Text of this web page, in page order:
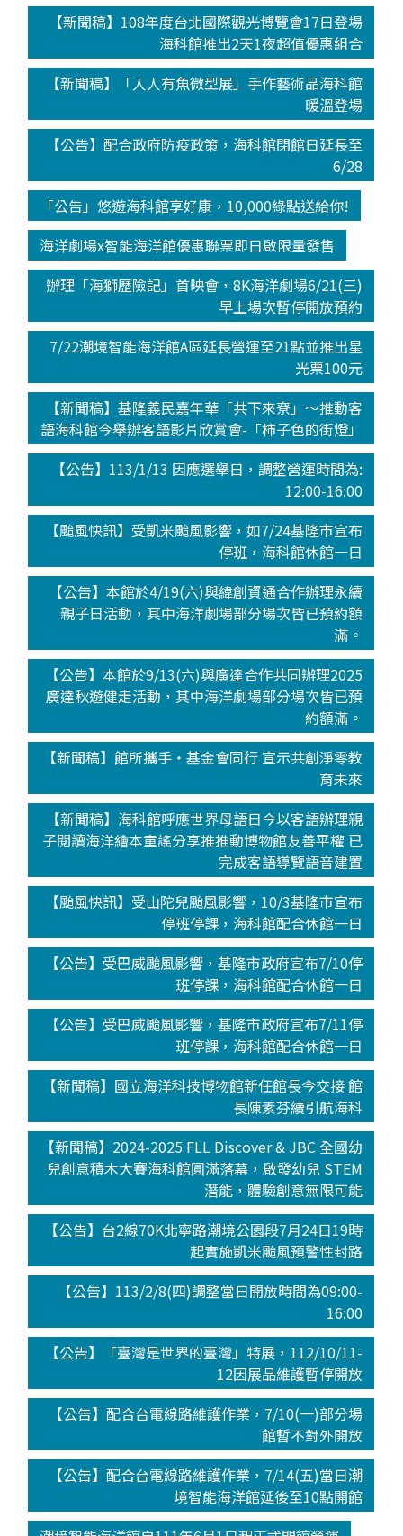
【新聞稿】108年度台北國際觀光博覽會17日登場
海科館推出2天1夜超值優惠組合
【新聞稿】「人人有魚微型展」手作藝術品海科館
暖溫登場
【公告】配合政府防疫政策，海科館閉館日延長至
6/28
「公告」悠遊海科館享好康，10,000綠點送給你!
海洋劇場x智能海洋館優惠聯票即日啟限量發售
辦理「海獅歷險記」首映會，8K海洋劇場6/21(三)
早上場次暫停開放預約
7/22潮境智能海洋館A區延長營運至21點並推出星
光票100元
【新聞稿】基隆義民嘉年華「共下來尞」～推動客
語海科館今舉辦客語影片欣賞會-「柿子色的街燈」
【公告】113/1/13 因應選舉日，調整營運時間為:
12:00-16:00
【颱風快訊】受凱米颱風影響，如7/24基隆市宣布
停班，海科館休館一日
【公告】本館於4/19(六)與緯創資通合作辦理永續
親子日活動，其中海洋劇場部分場次皆已預約額
滿。
【公告】本館於9/13(六)與廣達合作共同辦理2025
廣達秋遊健走活動，其中海洋劇場部分場次皆已預
約額滿。
【新聞稿】館所攜手‧基金會同行 宣示共創淨零教
育未來
【新聞稿】海科館呼應世界母語日今以客語辦理親
子閱讀海洋繪本童謠分享推推動博物館友善平權 已
完成客語導覽語音建置
【颱風快訊】受山陀兒颱風影響，10/3基隆市宣布
停班停課，海科館配合休館一日
【公告】受巴威颱風影響，基隆市政府宣布7/10停
班停課，海科館配合休館一日
【公告】受巴威颱風影響，基隆市政府宣布7/11停
班停課，海科館配合休館一日
【新聞稿】國立海洋科技博物館新任館長今交接 館
長陳素芬續引航海科
【新聞稿】2024-2025 FLL Discover & JBC 全國幼
兒創意積木大賽海科館圓滿落幕，啟發幼兒 STEM
潛能，體驗創意無限可能
【公告】台2線70K北寧路潮境公園段7月24日19時
起實施凱米颱風預警性封路
【公告】113/2/8(四)調整當日開放時間為09:00-
16:00
【公告】「臺灣是世界的臺灣」特展，112/10/11-
12因展品維護暫停開放
【公告】配合台電線路維護作業，7/10(一)部分場
館暫不對外開放
【公告】配合台電線路維護作業，7/14(五)當日潮
境智能海洋館延後至10點開館